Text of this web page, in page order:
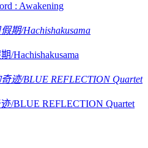
: Awakening
/Hachishakusama
/BLUE REFLECTION Quartet